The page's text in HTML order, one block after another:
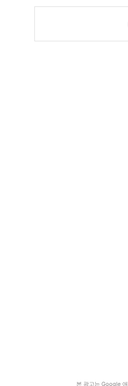
본 광고는 Google